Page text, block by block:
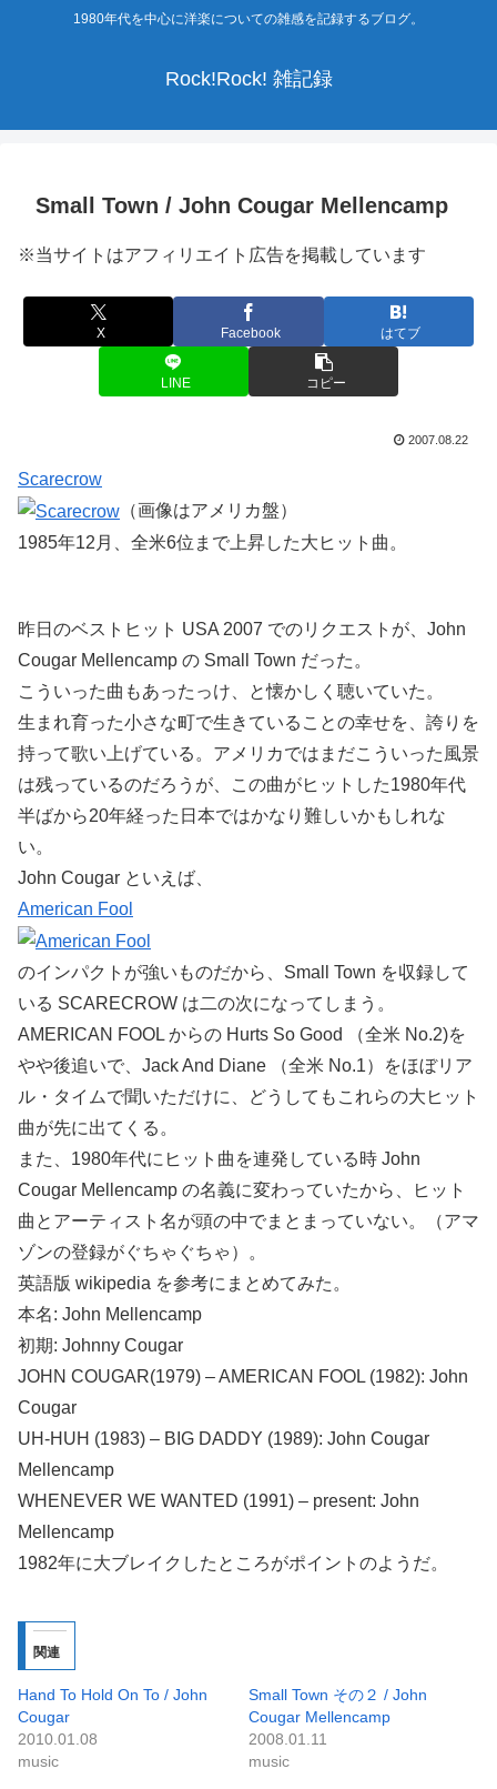
1980年代を中心に洋楽についての雑感を記録するブログ。
Rock!Rock! 雑記録
Small Town / John Cougar Mellencamp
※当サイトはアフィリエイト広告を掲載しています
X Facebook はてブ
LINE コピー
2007.08.22
Scarecrow
（画像はアメリカ盤）
1985年12月、全米6位まで上昇した大ヒット曲。
昨日のベストヒット USA 2007 でのリクエストが、John
Cougar Mellencamp の Small Town だった。
こういった曲もあったっけ、と懐かしく聴いていた。
生まれ育った小さな町で生きていることの幸せを、誇りを
持って歌い上げている。アメリカではまだこういった風景
は残っているのだろうが、この曲がヒットした1980年代
半ばから20年経った日本ではかなり難しいかもしれな
い。
John Cougar といえば、
American Fool
のインパクトが強いものだから、Small Town を収録して
いる SCARECROW は二の次になってしまう。
AMERICAN FOOL からの Hurts So Good （全米 No.2)を
やや後追いで、Jack And Diane （全米 No.1）をほぼリア
ル・タイムで聞いただけに、どうしてもこれらの大ヒット
曲が先に出てくる。
また、1980年代にヒット曲を連発している時 John
Cougar Mellencamp の名義に変わっていたから、ヒット
曲とアーティスト名が頭の中でまとまっていない。（アマ
ゾンの登録がぐちゃぐちゃ）。
英語版 wikipedia を参考にまとめてみた。
本名: John Mellencamp
初期: Johnny Cougar
JOHN COUGAR(1979) – AMERICAN FOOL (1982): John
Cougar
UH-HUH (1983) – BIG DADDY (1989): John Cougar
Mellencamp
WHENEVER WE WANTED (1991) – present: John
Mellencamp
1982年に大ブレイクしたところがポイントのようだ。
関連
Hand To Hold On To / John
Cougar
2010.01.08
music
Small Town その２ / John
Cougar Mellencamp
2008.01.11
music